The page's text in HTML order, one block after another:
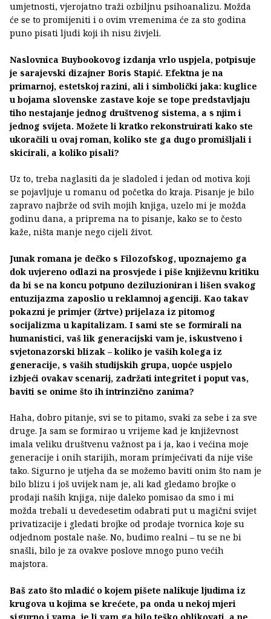
umjetnosti, vjerojatno traži ozbiljnu psihoanalizu. Možda
će se to promijeniti i o ovim vremenima će za sto godina
puno pisati ljudi koji ih nisu živjeli.
Naslovnica Buybookovog izdanja vrlo uspjela, potpisuje
je sarajevski dizajner Boris Stapić. Efektna je na
primarnoj, estetskoj razini, ali i simbolički jaka: kuglice
u bojama slovenske zastave koje se tope predstavljaju
tiho nestajanje jednog društvenog sistema, a s njim i
jednog svijeta. Možete li kratko rekonstruirati kako ste
ukoračili u ovaj roman, koliko ste ga dugo promišljali i
skicirali, a koliko pisali?
Uz to, treba naglasiti da je sladoled i jedan od motiva koji
se pojavljuje u romanu od početka do kraja. Pisanje je bilo
zapravo najbrže od svih mojih knjiga, uzelo mi je možda
godinu dana, a priprema na to pisanje, kako se to često
kaže, ništa manje nego cijeli život.
Junak romana je dečko s Filozofskog, upoznajemo ga
dok uvjereno odlazi na prosvjede i piše književnu kritiku
da bi se na koncu potpuno deziluzioniran i lišen svakog
entuzijazma zaposlio u reklamnoj agenciji. Kao takav
pokazni je primjer (žrtve) prijelaza iz pitomog
socijalizma u kapitalizam. I sami ste se formirali na
humanistici, vaš lik generacijski vam je, iskustveno i
svjetonazorski blizak – koliko je vaših kolega iz
generacije, s vaših studijskih grupa, uopće uspjelo
izbjeći ovakav scenarij, zadržati integritet i poput vas,
baviti se onime što ih intrinzično zanima?
Haha, dobro pitanje, svi se to pitamo, svaki za sebe i za sve
druge. Ja sam se formirao u vrijeme kad je književnost
imala veliku društvenu važnost pa i ja, kao i većina moje
generacije i onih starijih, moram primjećivati da nije više
tako. Sigurno je utjeha da se možemo baviti onim što nam je
bilo blizu i još uvijek nam je, ali kad gledamo brojke o
prodaji naših knjiga, nije daleko pomisao da smo i mi
možda trebali u devedesetim odabrati put u magični svijet
privatizacije i gledati brojke od prodaje tvornica koje su
odjednom postale naše. No, budimo realni – tu se ne bi
snašli, bilo je za ovakve poslove mnogo puno većih
majstora.
Baš zato što mladić o kojem pišete nalikuje ljudima iz
krugova u kojima se krećete, pa onda u nekoj mjeri